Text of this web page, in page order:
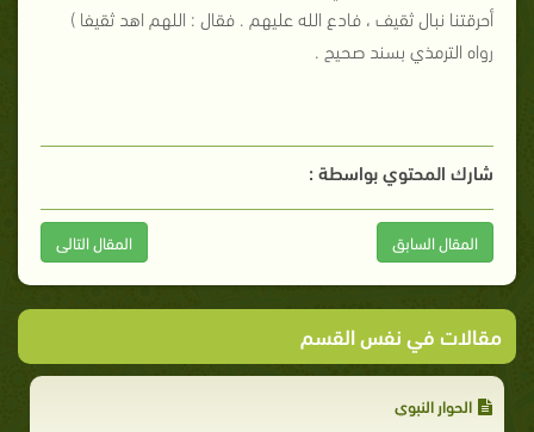
أحرقتنا نبال ثقيف ، فادع الله عليهم . فقال : اللهم اهد ثقيفا )
رواه الترمذي بسند صحيح .
شارك المحتوي بواسطة :
المقال السابق المقال التالى
مقالات في نفس القسم
الحوار النبوي